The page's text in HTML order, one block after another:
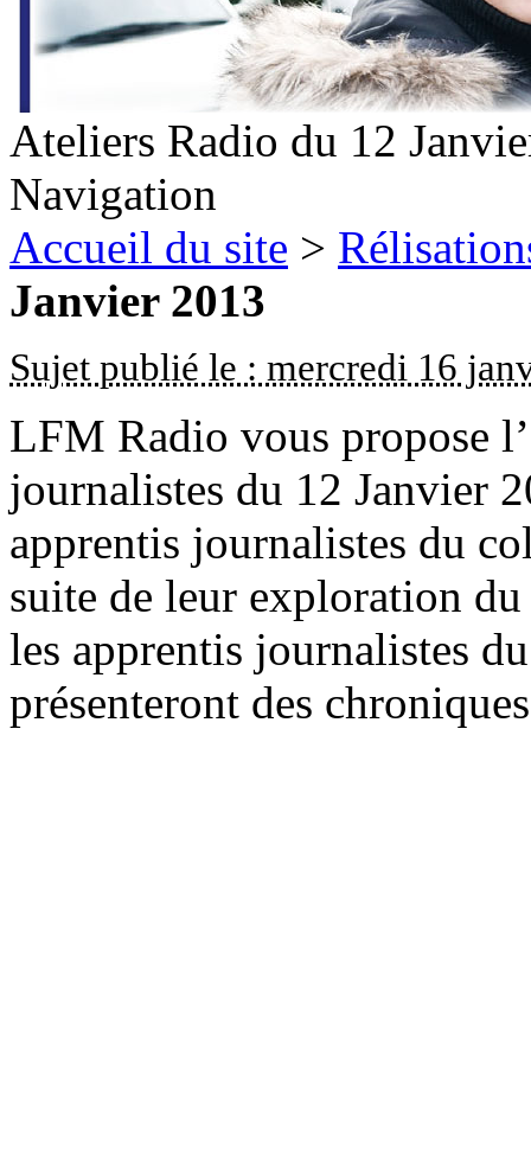
Ateliers Radio du 12
Navigation
Accueil du site >
Janvier 2013
Sujet publié le : mercredi 16
LFM Radio vous propose
journalistes du 12 Janvier
apprentis journalistes du
suite de leur exploration
les apprentis journalistes
présenteront des